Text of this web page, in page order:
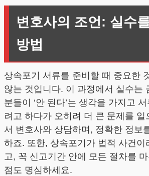
변호사의 조언: 실수
방법
상속포기 서류를 준비할 때 중요한
않는 것입니다. 이 과정에서 실수는
분들이 ‘안 된다’는 생각을 가지고
려고 하다가 오히려 더 큰 문제를
서 변호사와 상담하며, 정확한 정보
하죠. 또한, 상속포기가 법적 사건이
고, 꼭 신고기간 안에 모든 절차를
점도 명심하세요.